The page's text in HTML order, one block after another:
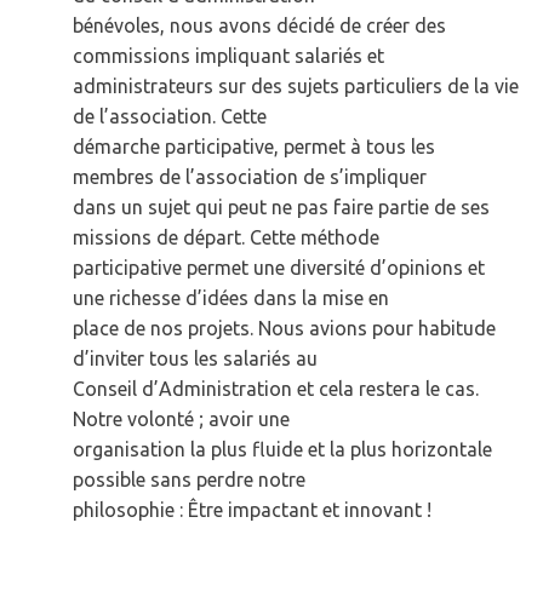
bénévoles, nous avons décidé de créer des
commissions impliquant salariés et
administrateurs sur des sujets particuliers de la vie
de l’association. Cette
démarche participative, permet à tous les
membres de l’association de s’impliquer
dans un sujet qui peut ne pas faire partie de ses
missions de départ. Cette méthode
participative permet une diversité d’opinions et
une richesse d’idées dans la mise en
place de nos projets. Nous avions pour habitude
d’inviter tous les salariés au
Conseil d’Administration et cela restera le cas.
Notre volonté ; avoir une
organisation la plus fluide et la plus horizontale
possible sans perdre notre
philosophie : Être impactant et innovant !